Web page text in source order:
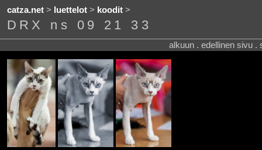
catza.net> luettelot> koodit>
DRX ns 09 21 33
alkuun . edellinen sivu .